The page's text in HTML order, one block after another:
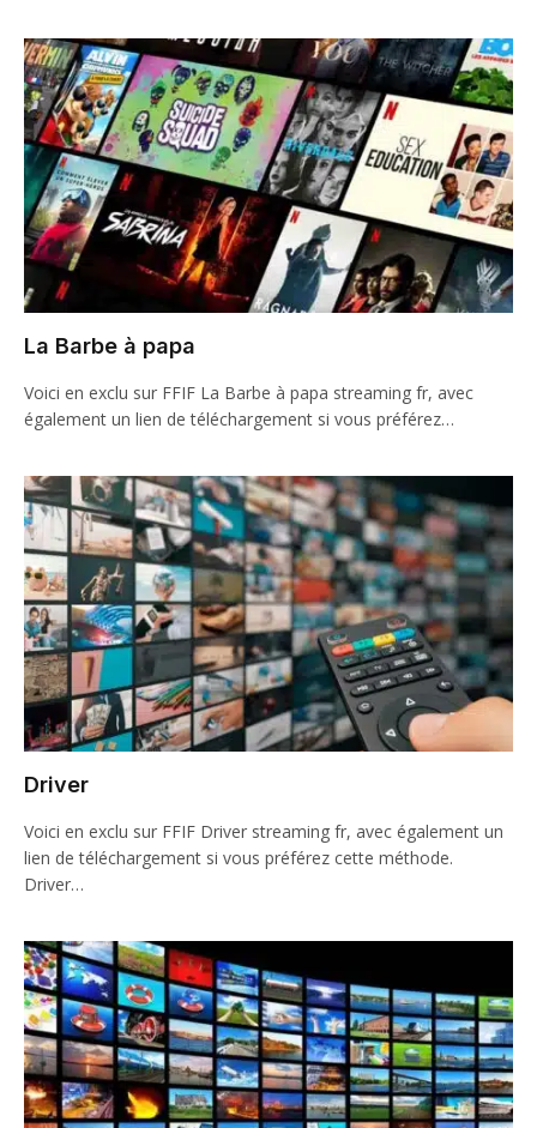
La Barbe à papa
Voici en exclu sur FFIF La Barbe à papa streaming fr, avec
également un lien de téléchargement si vous préférez…
Driver
Voici en exclu sur FFIF Driver streaming fr, avec également un
lien de téléchargement si vous préférez cette méthode.
Driver…